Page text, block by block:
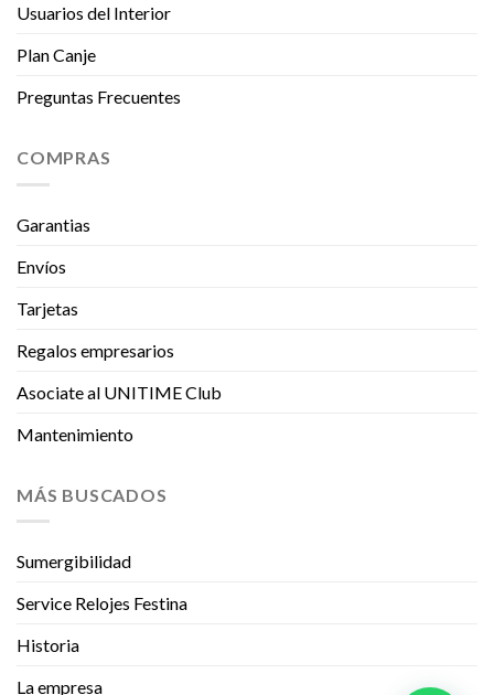
Usuarios del Interior
Plan Canje
Preguntas Frecuentes
COMPRAS
Garantias
Envíos
Tarjetas
Regalos empresarios
Asociate al UNITIME Club
Mantenimiento
MÁS BUSCADOS
Sumergibilidad
Service Relojes Festina
Historia
La empresa